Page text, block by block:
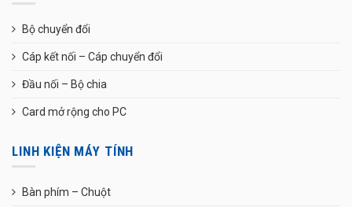
Bộ chuyển đổi
Cáp kết nối – Cáp chuyển đổi
Đầu nối – Bộ chia
Card mở rộng cho PC
LINH KIỆN MÁY TÍNH
Bàn phím – Chuột